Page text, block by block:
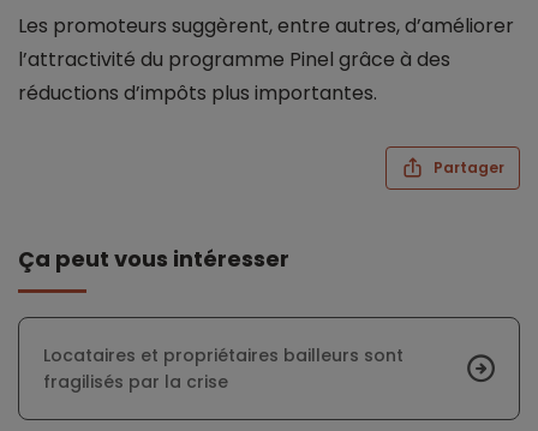
Les promoteurs suggèrent, entre autres, d’améliorer
l’attractivité du programme Pinel grâce à des
réductions d’impôts plus importantes.
Partager
Ça peut vous intéresser
Locataires et propriétaires bailleurs sont
fragilisés par la crise